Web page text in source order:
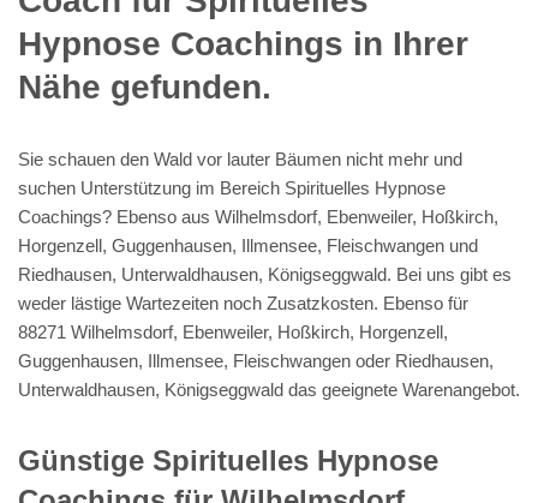
Hypnose Coachings in Ihrer
Nähe gefunden.
Sie schauen den Wald vor lauter Bäumen nicht mehr und
suchen Unterstützung im Bereich Spirituelles Hypnose
Coachings? Ebenso aus Wilhelmsdorf, Ebenweiler, Hoßkirch,
Horgenzell, Guggenhausen, Illmensee, Fleischwangen und
Riedhausen, Unterwaldhausen, Königseggwald. Bei uns gibt es
weder lästige Wartezeiten noch Zusatzkosten. Ebenso für
88271 Wilhelmsdorf, Ebenweiler, Hoßkirch, Horgenzell,
Guggenhausen, Illmensee, Fleischwangen oder Riedhausen,
Unterwaldhausen, Königseggwald das geeignete Warenangebot.
Günstige Spirituelles Hypnose